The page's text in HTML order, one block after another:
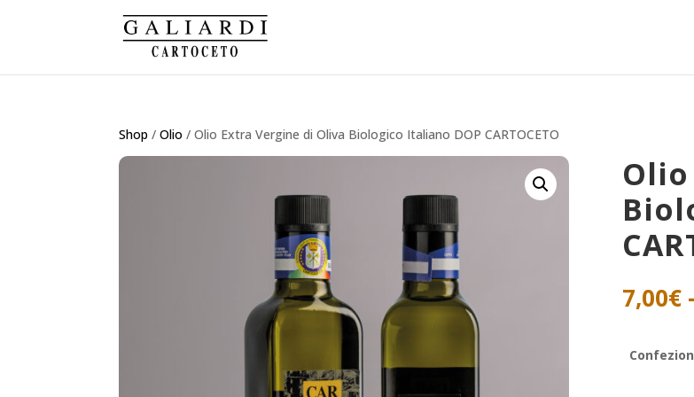
Shop /Olio / Olio Extra Vergine di Oliva Biologico Italiano DOP CARTOCETO
7,00€ -